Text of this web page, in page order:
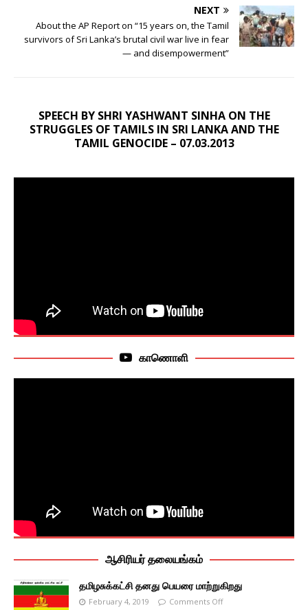
NEXT
About the AP Report on “15 years on, the Tamil
survivors of Sri Lanka’s brutal civil war live in fear
— and disempowerment”
SPEECH BY SHRI YASHWANT SINHA ON THE
STRUGGLES OF TAMILS IN SRI LANKA AND THE
TAMIL GENOCIDE – 07.03.2013
காணொளி
ஆசிரியர் தலையங்கம்
தமிழசுக்கட்சி தனது பெயரை மாற்றுகிறது
February 4, 2019 Comments Off